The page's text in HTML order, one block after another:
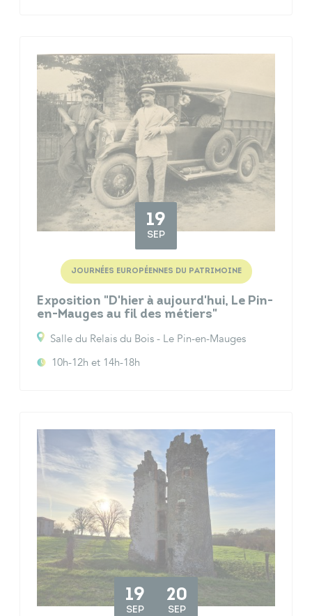
19
SEP
JOURNÉES EUROPÉENNES DU PATRIMOINE
Exposition "D'hier à aujourd'hui, Le Pin-
en-Mauges au fil des métiers"
Salle du Relais du Bois - Le Pin-en-Mauges
10h-12h et 14h-18h
19
SEP
20
SEP